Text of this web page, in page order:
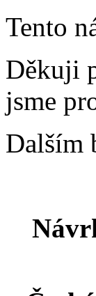
Tento
Děkuji
jsme
Dalším